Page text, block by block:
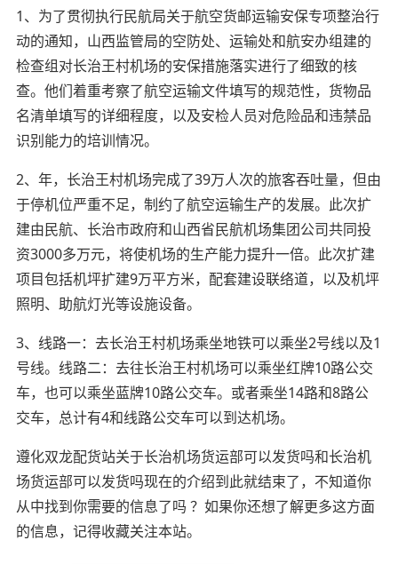
1、为了贯彻执行民航局关于航空货邮运输安保专项整治行
动的通知，山西监管局的空防处、运输处和航安办组建的
检查组对长治王村机场的安保措施落实进行了细致的核
查。他们着重考察了航空运输文件填写的规范性，货物品
名清单填写的详细程度，以及安检人员对危险品和违禁品
识别能力的培训情况。
2、年，长治王村机场完成了39万人次的旅客吞吐量，但由
于停机位严重不足，制约了航空运输生产的发展。此次扩
建由民航、长治市政府和山西省民航机场集团公司共同投
资3000多万元，将使机场的生产能力提升一倍。此次扩建
项目包括机坪扩建9万平方米，配套建设联络道，以及机坪
照明、助航灯光等设施设备。
3、线路一：去长治王村机场乘坐地铁可以乘坐2号线以及1
号线。线路二：去往长治王村机场可以乘坐红牌10路公交
车，也可以乘坐蓝牌10路公交车。或者乘坐14路和8路公
交车，总计有4和线路公交车可以到达机场。
遵化双龙配货站关于长治机场货运部可以发货吗和长治机
场货运部可以发货吗现在的介绍到此就结束了，不知道你
从中找到你需要的信息了吗 ？如果你还想了解更多这方面
的信息，记得收藏关注本站。